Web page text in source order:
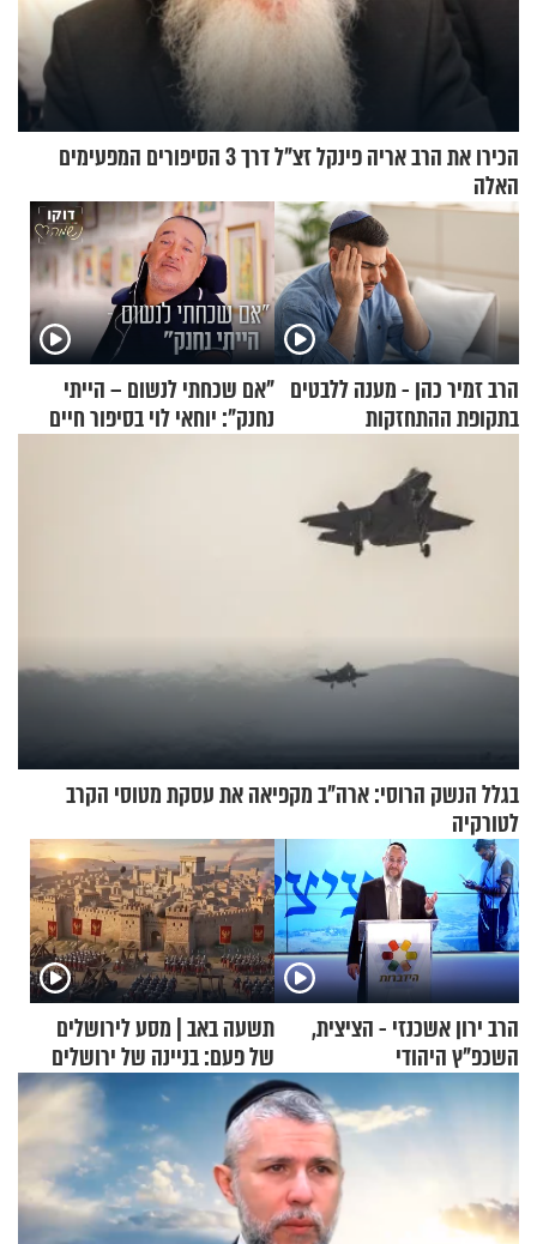
הכירו את הרב אריה פינקל זצ"ל דרך 3 הסיפורים המפעימים
האלה
הרב זמיר כהן - מענה ללבטים
בתקופת ההתחזקות
"אם שכחתי לנשום – הייתי
נחנק": יוחאי לוי בסיפור חיים
בגלל הנשק הרוסי: ארה"ב מקפיאה את עסקת מטוסי הקרב
לטורקיה
הרב ירון אשכנזי - הציצית,
השכפ"ץ היהודי
תשעה באב | מסע לירושלים
של פעם: בניינה של ירושלים